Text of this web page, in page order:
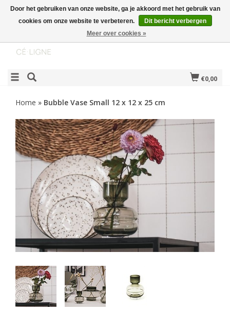
€0,00
Home » Bubble Vase Small 12 x 12 x 25 cm
Door het gebruiken van onze website, ga je akkoord met het gebruik van
cookies om onze website te verbeteren.
Dit bericht verbergen
Meer over cookies »